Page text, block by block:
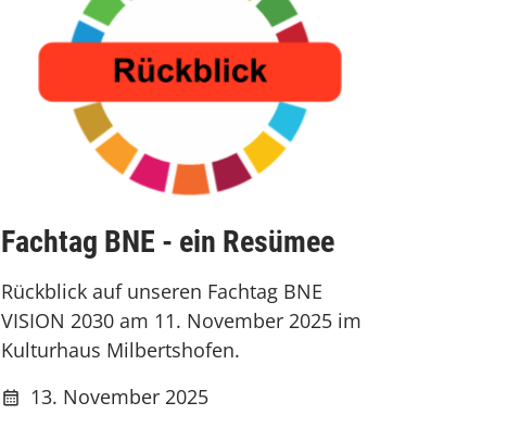
Fachtag BNE - ein Resümee
13. November 2025
Rückblick auf unseren Fachtag BNE
VISION 2030 am 11. November 2025 im
Kulturhaus Milbertshofen.